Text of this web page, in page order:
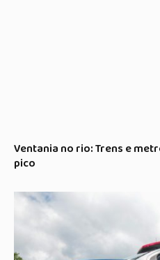
Ventania no rio: Trens e
pico